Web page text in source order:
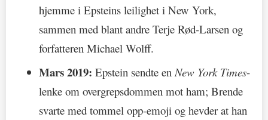
hjemme i Epsteins leilighet i New York,
sammen med blant andre Terje Rød-Larsen og
forfatteren Michael Wolff.
Mars 2019: Epstein sendte enNew York Times-
lenke om overgrepsdommen mot ham; Brende
svarte med tommel opp-emoji og hevder at han